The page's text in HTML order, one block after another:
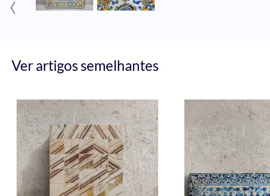
Ver artigos semelhantes